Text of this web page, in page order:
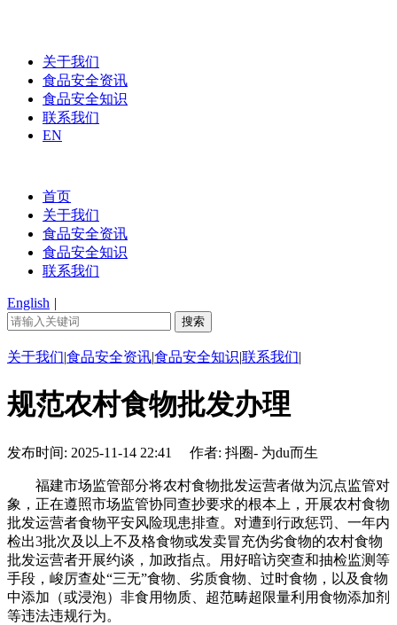
关于我们
食品安全资讯
食品安全知识
联系我们
EN
首页
关于我们
食品安全资讯
食品安全知识
联系我们
English |
关于我们|食品安全资讯|食品安全知识|联系我们|
规范农村食物批发办理
发布时间: 2025-11-14 22:41 作者: 抖圈- 为du而生
福建市场监管部分将农村食物批发运营者做为沉点监管对
象，正在遵照市场监管协同查抄要求的根本上，开展农村食物
批发运营者食物平安风险现患排查。对遭到行政惩罚、一年内
检出3批次及以上不及格食物或发卖冒充伪劣食物的农村食物
批发运营者开展约谈，加政指点。用好暗访突查和抽检监测等
手段，峻厉查处“三无”食物、劣质食物、过时食物，以及食物
中添加（或浸泡）非食用物质、超范畴超限量利用食物添加剂
等违法违规行为。